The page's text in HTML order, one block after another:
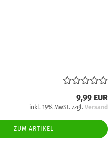
9,99 EUR
inkl. 19% MwSt. zzgl. Versand
ZUM ARTIKEL